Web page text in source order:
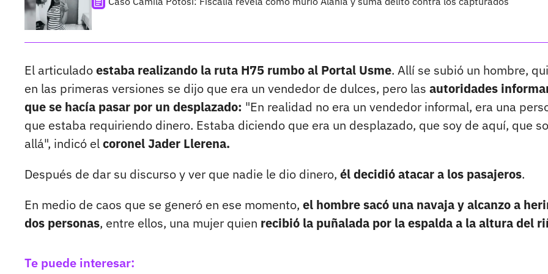
El articuladoestaba realizando la ruta H75 rumbo al Portal Usme. Allí se subió un hombre,
en las primeras versiones se dijo que era un vendedor de dulces, pero las autoridades
que se hacía pasar por un desplazado: "En realidad no era un vendedor informal, era una
que estaba requiriendo dinero. Estaba diciendo que era un desplazado, que soy de aquí, que
allá", indicó elcoronel Jader Llerena.
Después de dar su discurso y ver que nadie le dio dinero, él decidió atacar a los pasajeros.
En medio de caos que se generó en ese momento, el hombre sacó una navaja y alcanzo a
dos personas, entre ellos, una mujer quien recibió la puñalada por la espalda a la altura del
Te puede interesar: